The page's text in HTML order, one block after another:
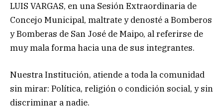
LUIS VARGAS, en una Sesión Extraordinaria de
Concejo Municipal, maltrate y denosté a Bomberos
y Bomberas de San José de Maipo, al referirse de
muy mala forma hacia una de sus integrantes.
Nuestra Institución, atiende a toda la comunidad
sin mirar: Política, religión o condición social, y sin
discriminar a nadie.